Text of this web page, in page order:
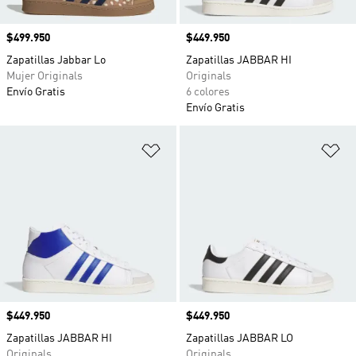
Precio
$499.950
Zapatillas Jabbar Lo
Mujer Originals
Envío Gratis
Precio
$449.950
Zapatillas JABBAR HI
Originals
6 colores
Envío Gratis
Precio
$449.950
Zapatillas JABBAR HI
Precio
$449.950
Zapatillas JABBAR LO